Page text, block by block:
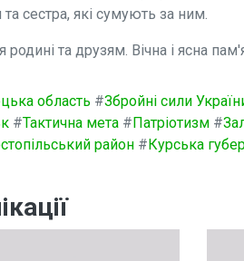
сестра, які сумують за ним.
родині та друзям. Вічна і ясна
область #Збройні сили
#Тактична мета #Патріотизм #
район #Курська